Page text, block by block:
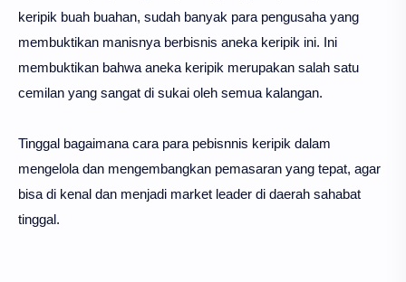
keripik buah buahan, sudah banyak para pengusaha yang
membuktikan manisnya berbisnis aneka keripik ini. Ini
membuktikan bahwa aneka keripik merupakan salah satu
cemilan yang sangat di sukai oleh semua kalangan.
Tinggal bagaimana cara para pebisnnis keripik dalam
mengelola dan mengembangkan pemasaran yang tepat, agar
bisa di kenal dan menjadi market leader di daerah sahabat
tinggal.